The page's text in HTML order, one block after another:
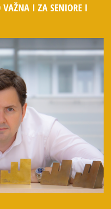
VAŽNA I ZA SENIORE I